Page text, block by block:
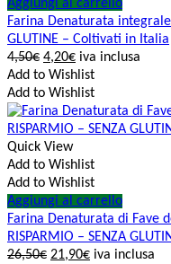
Aggiungi al carrello
Farina Denaturata
GLUTINE – Coltivati in Italia
4,50€ 4,20€ iva inclusa
Add to Wishlist
Add to Wishlist
Quick View
Add to Wishlist
Add to Wishlist
Aggiungi al carrello
Farina Denaturata di Fave
RISPARMIO – SENZA
26,50€ 21,90€ iva inclusa